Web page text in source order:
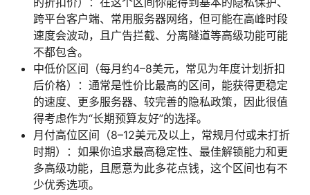
跨平台客户端、常用服务器网络，但可能在高峰时段
速度会波动，且广告拦截、分离隧道等高级功能可能
不都包含。
中低价区间（每月约4–8美元，常见为年度计划折扣
后价格）：通常是性价比最高的区间，能获得更稳定
的速度、更多服务器、较完善的隐私政策，因此很值
得考虑作为“长期预算友好”的选择。
月付高位区间（8–12美元及以上，常规月付或未打折
时期）：如果你追求最高稳定性、最佳解锁能力和更
多高级功能，且愿意为此多花点钱，这个区间也有不
少优秀选项。